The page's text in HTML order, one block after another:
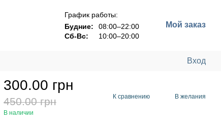
График работы:
Будние:
08:00–22:00
Сб-Вс:
10:00–20:00
Мой заказ
Вход
300.00 грн
450.00 грн
В наличии
К сравнению В желания